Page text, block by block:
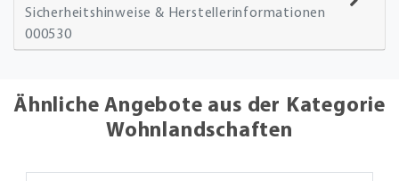
Sicherheitshinweise & Herstellerinformationen
000530
Ähnliche Angebote aus der Kategorie
Wohnlandschaften